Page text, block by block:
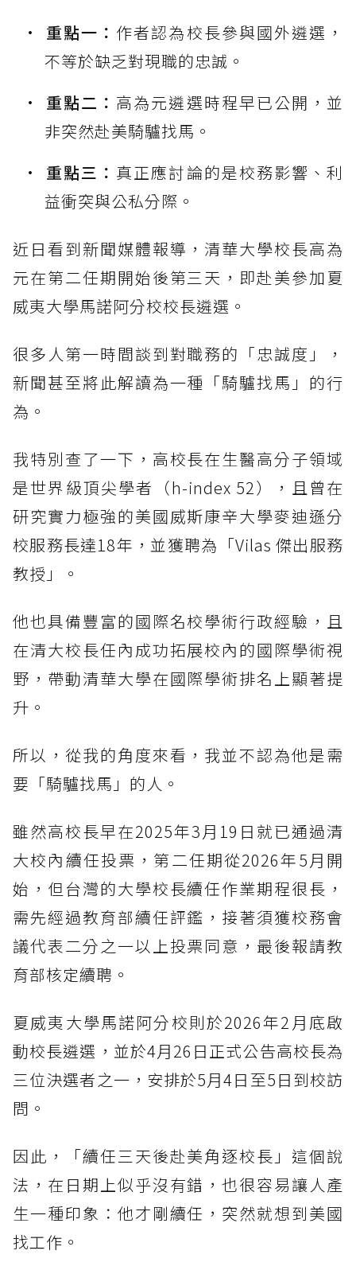
重點一： 作者認為校長參與國外遴選，
不等於缺乏對現職的忠誠。
重點二： 高為元遴選時程早已公開，並
非突然赴美騎驢找馬。
重點三： 真正應討論的是校務影響、利
益衝突與公私分際。
近日看到新聞媒體報導，清華大學校長高為
元在第二任期開始後第三天，即赴美參加夏
威夷大學馬諾阿分校校長遴選。
很多人第一時間談到對職務的「忠誠度」，
新聞甚至將此解讀為一種「騎驢找馬」的行
為。
我特別查了一下，高校長在生醫高分子領域
是世界級頂尖學者（h-index 52），且曾在
研究實力極強的美國威斯康辛大學麥迪遜分
校服務長達18年，並獲聘為「Vilas 傑出服務
教授」。
他也具備豐富的國際名校學術行政經驗，且
在清大校長任內成功拓展校內的國際學術視
野，帶動清華大學在國際學術排名上顯著提
升。
所以，從我的角度來看，我並不認為他是需
要「騎驢找馬」的人。
雖然高校長早在2025年3月19日就已通過清
大校內續任投票，第二任期從2026年5月開
始，但台灣的大學校長續任作業期程很長，
需先經過教育部續任評鑑，接著須獲校務會
議代表二分之一以上投票同意，最後報請教
育部核定續聘。
夏威夷大學馬諾阿分校則於2026年2月底啟
動校長遴選，並於4月26日正式公告高校長為
三位決選者之一，安排於5月4日至5日到校訪
問。
因此，「續任三天後赴美角逐校長」這個說
法，在日期上似乎沒有錯，也很容易讓人產
生一種印象：他才剛續任，突然就想到美國
找工作。